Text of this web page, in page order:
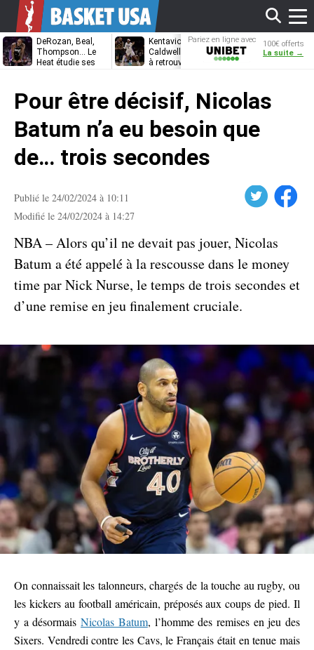
DeRozan, Beal,
Thompson… Le
Heat étudie ses
Kentavious
Caldwell-Pope prêt
à retrouver LeBron
Jonathan
Kuminga, le
Pariez en ligne avec
Unibet
100€ offerts
La suite →
Pour être décisif, Nicolas
Batum n’a eu besoin que
de… trois secondes
Publié le 24/02/2024 à 10:11
Modifié le 24/02/2024 à 14:27
Facebook
NBA – Alors qu’il ne devait pas jouer, Nicolas
Batum a été appelé à la rescousse dans le money
time par Nick Nurse, le temps de trois secondes et
d’une remise en jeu finalement cruciale.
On connaissait les talonneurs, chargés de la touche au rugby, ou
les kickers au football américain, préposés aux coups de pied. Il
y a désormaisNicolas Batum, l’homme des remises en jeu des
Sixers. Vendredi contre les Cavs, le Français était en tenue mais